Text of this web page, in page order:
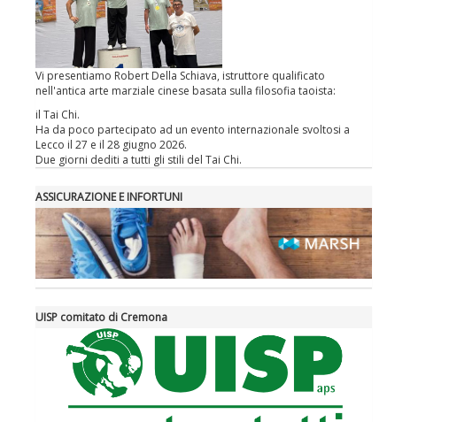
Vi presentiamo Robert Della Schiava, istruttore qualificato
nell'antica arte marziale cinese basata sulla filosofia taoista:
il Tai Chi.
Ha da poco partecipato ad un evento internazionale svoltosi a
Lecco il 27 e il 28 giugno 2026.
Due giorni dediti a tutti gli stili del Tai Chi.
ASSICURAZIONE E INFORTUNI
UISP comitato di Cremona